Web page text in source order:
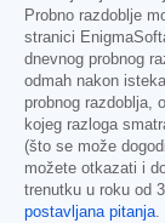
Probno razdoblje
stranici
dnevnog probnog
odmah nakon
probnog razdoblja,
kojeg razloga
(što se može
možete otkazati i
trenutku u roku od
postavljana pitanja.